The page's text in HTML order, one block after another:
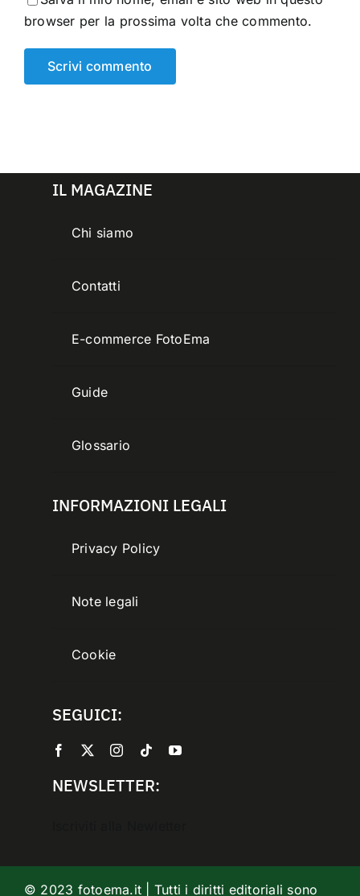
browser per la prossima volta che commento.
IL MAGAZINE
Chi siamo
Contatti
E-commerce FotoEma
Guide
Glossario
INFORMAZIONI LEGALI
Privacy Policy
Note legali
Cookie
SEGUICI:
NEWSLETTER:
© 2023 fotoema.it | Tutti i diritti editoriali sono